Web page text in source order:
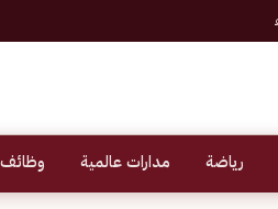
رياضة مدارات عالمية وظائف